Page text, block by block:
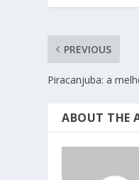
PREVIOUS
Piracanjuba: a
ABOUT THE